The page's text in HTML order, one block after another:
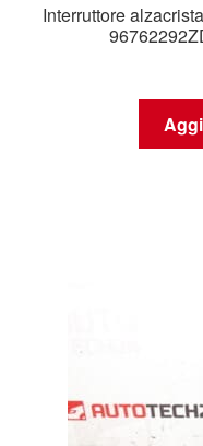
Interruttore